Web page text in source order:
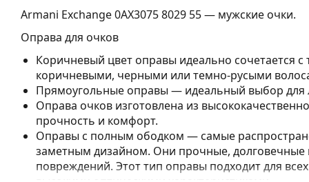
Armani Exchange 0AX3075 8029 55— мужские очки.
Оправа для очков
Коричневый цвет оправы идеально сочетается
коричневыми, черными или темно-русыми
Прямоугольные оправы — идеальный выбор для
Оправа очков изготовлена из
прочность и комфорт.
Оправы с полным ободком — самые
заметным дизайном. Они прочные,
повреждений. Этот тип оправы подходит для